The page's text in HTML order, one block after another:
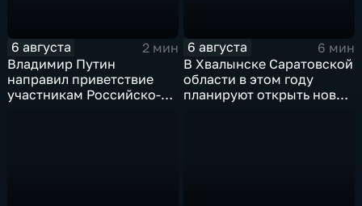
6 августа
2 мин
Владимир Путин
направил приветствие
участникам Российско-
6 августа
6 мин
В Хвалынске Саратовской
области в этом году
планируют открыть новую